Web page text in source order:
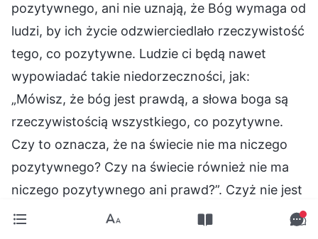
pozytywnego, ani nie uznają, że Bóg wymaga od
ludzi, by ich życie odzwierciedlało rzeczywistość
tego, co pozytywne. Ludzie ci będą nawet
wypowiadać takie niedorzeczności, jak:
„Mówisz, że bóg jest prawdą, a słowa boga są
rzeczywistością wszystkiego, co pozytywne.
Czy to oznacza, że na świecie nie ma niczego
pozytywnego? Czy na świecie również nie ma
niczego pozytywnego ani prawd?”. Czyż nie jest
to nonsens? Czy nie jest to niedorzeczność?